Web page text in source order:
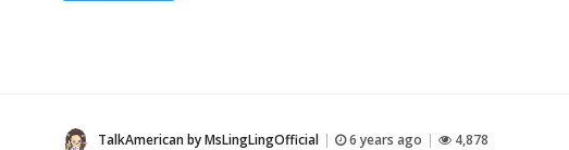
TalkAmerican by MsLingLingOfficial 6 years ago 4,878